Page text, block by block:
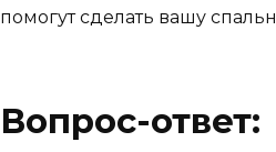
помогут сделать вашу
Вопрос-ответ: